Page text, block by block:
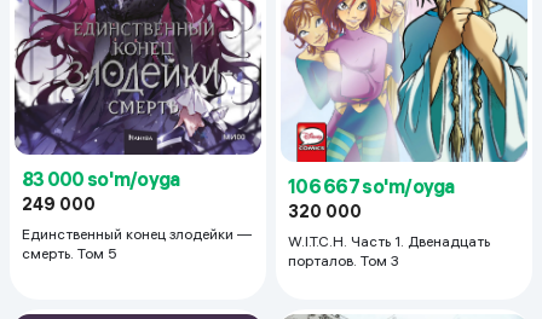
83 000 so'm/oyga
249 000
Единственный конец злодейки —
смерть. Том 5
106 667 so'm/oyga
320 000
W.I.T.C.H. Часть 1. Двенадцать
порталов. Том 3